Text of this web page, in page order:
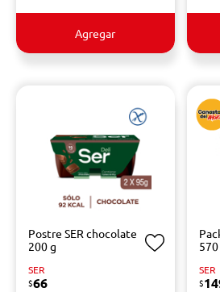
Agregar
Postre SER chocolate
200 g
SER
$66
570
SER
$